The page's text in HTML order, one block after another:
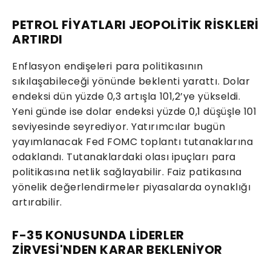
PETROL FİYATLARI JEOPOLİTİK RİSKLERİ
ARTIRDI
Enflasyon endişeleri para politikasının
sıkılaşabileceği yönünde beklenti yarattı. Dolar
endeksi dün yüzde 0,3 artışla 101,2’ye yükseldi.
Yeni günde ise dolar endeksi yüzde 0,1 düşüşle 101
seviyesinde seyrediyor. Yatırımcılar bugün
yayımlanacak Fed FOMC toplantı tutanaklarına
odaklandı. Tutanaklardaki olası ipuçları para
politikasına netlik sağlayabilir. Faiz patikasına
yönelik değerlendirmeler piyasalarda oynaklığı
artırabilir.
F-35 KONUSUNDA LİDERLER
ZİRVESİ'NDEN KARAR BEKLENİYOR